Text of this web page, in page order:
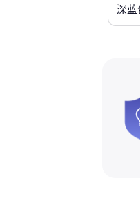
深蓝